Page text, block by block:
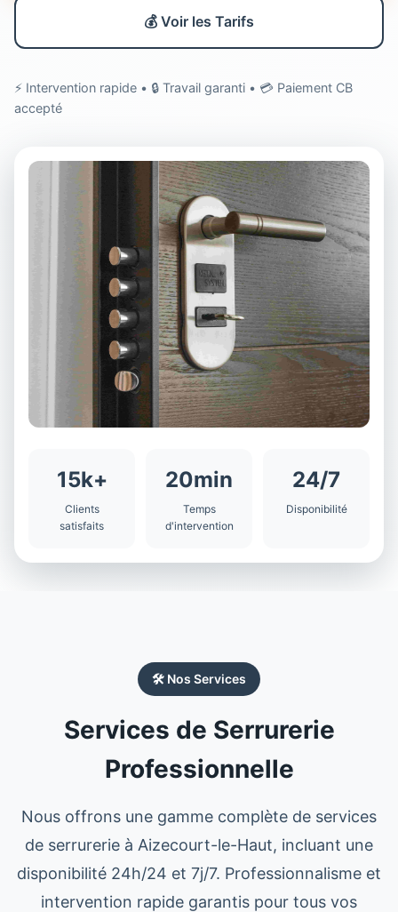
💰 Voir les Tarifs
⚡ Intervention rapide • 🔒 Travail garanti • 💳 Paiement CB
accepté
15k+
Clients
satisfaits
20min
Temps
d'intervention
24/7
Disponibilité
🛠️ Nos Services
Services de Serrurerie
Professionnelle
Nous offrons une gamme complète de services
de serrurerie à Aizecourt-le-Haut, incluant une
disponibilité 24h/24 et 7j/7. Professionnalisme et
intervention rapide garantis pour tous vos